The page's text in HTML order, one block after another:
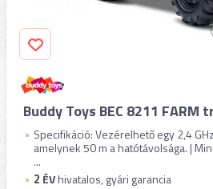
Buddy Toys BEC 8211
Specifikáció: Vezérelhető egy 2,4
amelynek 50 m a hatótávolsága. |
...
2 ÉVhivatalos, gyári garancia